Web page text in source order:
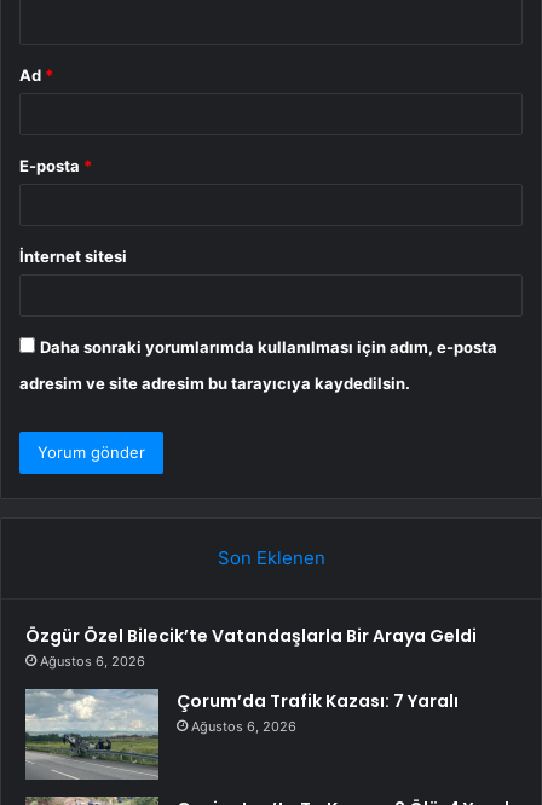
Ad *
E-posta *
İnternet sitesi
Daha sonraki yorumlarımda kullanılması için adım, e-posta
adresim ve site adresim bu tarayıcıya kaydedilsin.
Son Eklenen
Özgür Özel Bilecik’te Vatandaşlarla Bir Araya Geldi
Ağustos 6, 2026
Çorum’da Trafik Kazası: 7 Yaralı
Ağustos 6, 2026